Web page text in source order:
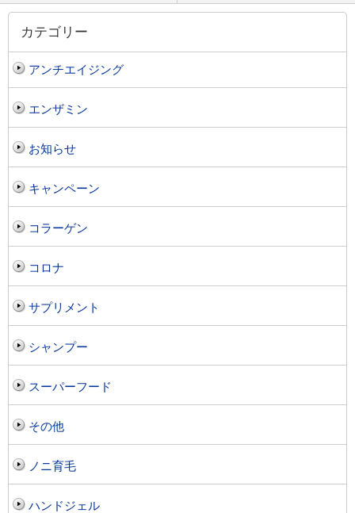
カテゴリー
アンチエイジング
エンザミン
お知らせ
キャンペーン
コラーゲン
コロナ
サプリメント
シャンプー
スーパーフード
その他
ノニ育毛
ハンドジェル